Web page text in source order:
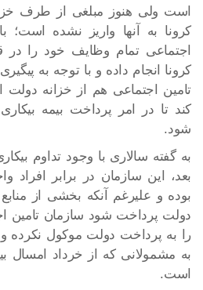
است ولی هنوز مبلغی از طرف
کرونا به آنها واریز نشده است؛
اجتماعی تمام وظایف خود را در
کرونا انجام داده و با توجه به
تامین اجتماعی هم از خزانه
کند تا در امر پرداخت بیمه
شود.
به گفته سالاری با وجود تداوم
بعد، این سازمان در برابر افراد
بوده و علیرغم آنکه بخشی از
دولت پرداخت شود سازمان تامین
را به پرداخت دولت موکول نکرده و
به مشمولانی که از خرداد امسال
است.